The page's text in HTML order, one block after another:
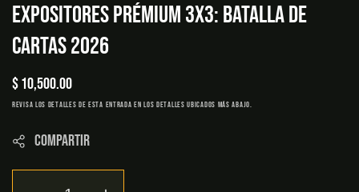
EXPOSITORES PRÉMIUM 3X3: BATALLA DE
CARTAS 2026
Regular
price
$ 10,500.00
Revisa los detalles de esta entrada en los detalles ubicados más abajo.
Compartir